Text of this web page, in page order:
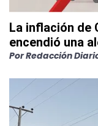
La inflación de
encendió una
PorRedacción